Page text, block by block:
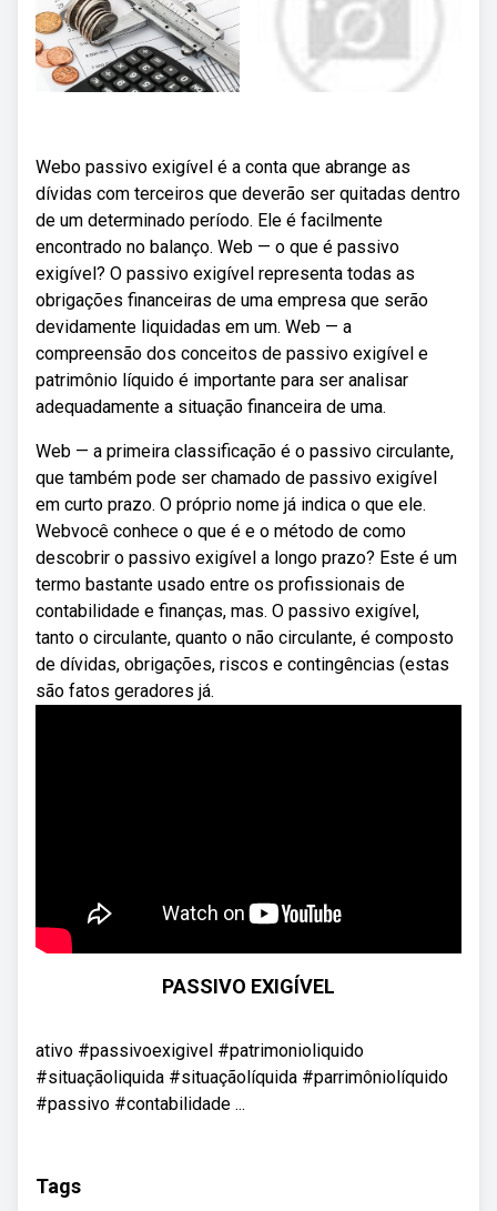
Webo passivo exigível é a conta que abrange as
dívidas com terceiros que deverão ser quitadas dentro
de um determinado período. Ele é facilmente
encontrado no balanço. Web — o que é passivo
exigível? O passivo exigível representa todas as
obrigações financeiras de uma empresa que serão
devidamente liquidadas em um. Web — a
compreensão dos conceitos de passivo exigível e
patrimônio líquido é importante para ser analisar
adequadamente a situação financeira de uma.
Web — a primeira classificação é o passivo circulante,
que também pode ser chamado de passivo exigível
em curto prazo. O próprio nome já indica o que ele.
Webvocê conhece o que é e o método de como
descobrir o passivo exigível a longo prazo? Este é um
termo bastante usado entre os profissionais de
contabilidade e finanças, mas. O passivo exigível,
tanto o circulante, quanto o não circulante, é composto
de dívidas, obrigações, riscos e contingências (estas
são fatos geradores já.
PASSIVO EXIGÍVEL
ativo #passivoexigivel #patrimonioliquido
#situaçãoliquida #situaçãolíquida #parrimôniolíquido
#passivo #contabilidade ...
Tags